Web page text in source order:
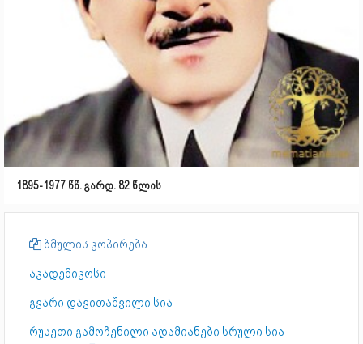
1895-1977 წწ. გარდ. 82 წლის
ბმულის კოპირება
აკადემიკოსი
გვარი დავითაშვილი სია
რუსეთი გამოჩენილი ადამიანები სრული სია